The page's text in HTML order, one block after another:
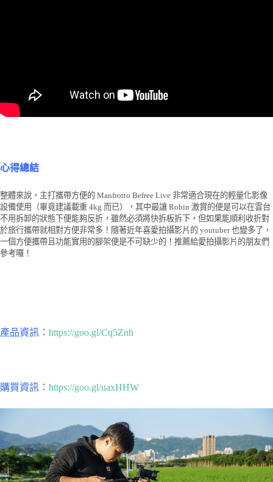
心得總結
整體來說，主打攜帶方便的 Manfrotto Befree Live 非常適合現在的輕量化影像
設備使用（畢竟建議載重 4kg 而已），其中最讓 Robin 激賞的便是可以在雲台
不用拆卸的狀態下便能夠反折，雖然必須將快拆板拆下，但如果能順利收折對
於旅行攜帶就相對方便非常多！隨著近年喜愛拍攝影片的 youtuber 也變多了，
一個方便攜帶且功能實用的腳架便是不可缺少的！推薦給愛拍攝影片的朋友們
參考囉！
產品資訊： https://goo.gl/Cq5Znh
購買資訊： https://goo.gl/uaxHHW